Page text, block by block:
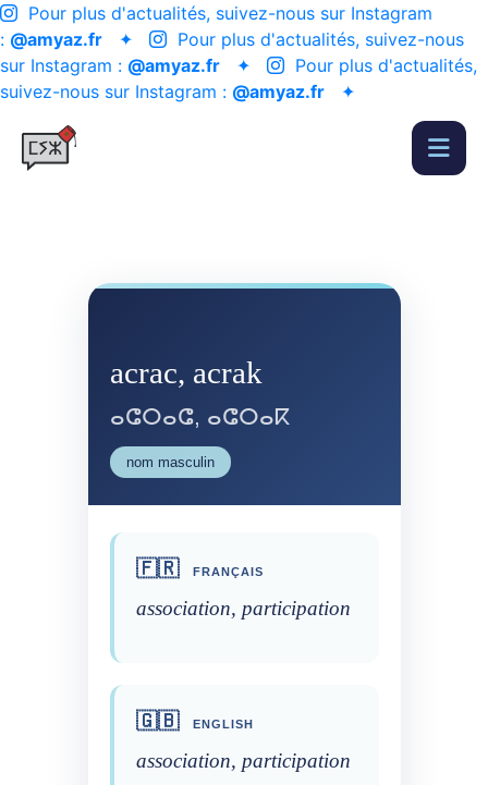
Pour plus d'actualités, suivez-nous sur Instagram
: @amyaz.fr ✦
Pour plus d'actualités, suivez-nous
sur Instagram : @amyaz.fr ✦
Pour plus d'actualités,
suivez-nous sur Instagram : @amyaz.fr ✦
acrac, acrak
ⴰⵛⵔⴰⵛ, ⴰⵛⵔⴰⴽ
nom masculin
🇫🇷 FRANÇAIS
association, participation
🇬🇧 ENGLISH
association, participation